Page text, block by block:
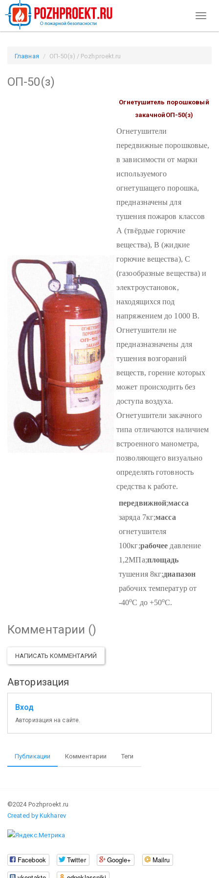
Главная ОП-50(з) / Pozhproekt.ru
ОП-50(з)
Огнетушитель порошковый
закачной ОП-50(з)
Огнетушители
передвижные порошковые,
в зависимости от марки
используемого
огнетушащего порошка,
предназначены для
тушения пожаров классов
А (твёрдые горючие
вещества), В (жидкие
горючие вещества), С
(газообразные вещества) и
электроустановок,
находящихся под
напряжением до 1000 В.
Огнетушители не
предназназначены для
тушения возгораний
веществ, горение которых
может происходить без
доступа воздуха.
Огнетушители закачного
типа отличаются наличием
встроенного манометра,
позволяющего визуально
определять готовность
средства к работе.
передвижной;масса
заряда 7кг;масса
огнетушителя
100кг;рабочее давление
1,2МПа;площадь
тушения 8кг;диапазон
рабочих температур от
-40оС до +50оС.
Комментарии ()
НАПИСАТЬ КОММЕНТАРИЙ
Авторизация
Вход
Авторизация на сайте.
Публикации Комментарии Теги
©2024 Pozhproekt.ru
Created by Kukharev
Facebook Twitter Google+
Mailru